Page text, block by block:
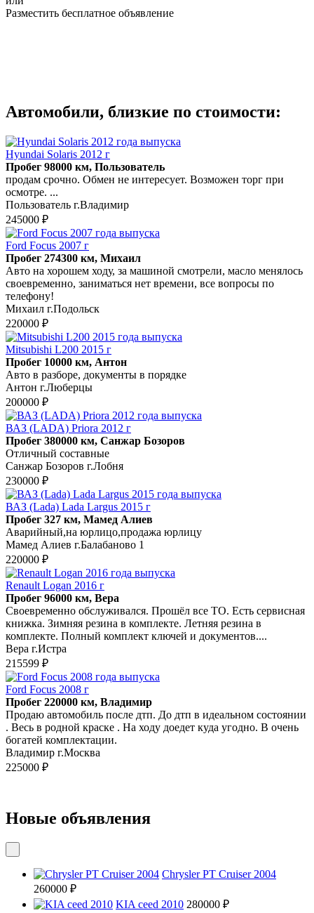
Разместить бесплатное объявление
Автомобили, близкие по стоимости:
Hyundai Solaris 2012 г
Пробег 98000 км, Пользователь
продам срочно. Обмен не интересует. Возможен торг при
осмотре. ...
Пользователь г.Владимир
245000 ₽
Ford Focus 2007 г
Пробег 274300 км, Михаил
Авто на хорошем ходу, за машиной смотрели, масло менялось
своевременно, заниматься нет времени, все вопросы по
телефону!
Михаил г.Подольск
220000 ₽
Mitsubishi L200 2015 г
Пробег 10000 км, Антон
Авто в разборе, документы в порядке
Антон г.Люберцы
200000 ₽
ВАЗ (LADA) Priora 2012 г
Пробег 380000 км, Санжар Бозоров
Отличный составные
Санжар Бозоров г.Лобня
230000 ₽
ВАЗ (Lada) Lada Largus 2015 г
Пробег 327 км, Мамед Алиев
Аварийный,на юрлицо,продажа юрлицу
Мамед Алиев г.Балабаново 1
220000 ₽
Renault Logan 2016 г
Пробег 96000 км, Вера
Своевременно обслуживался. Прошёл все ТО. Есть сервисная
книжка. Зимняя резина в комплекте. Летняя резина в
комплекте. Полный комплект ключей и документов....
Вера г.Истра
215599 ₽
Ford Focus 2008 г
Пробег 220000 км, Владимир
Продаю автомобиль после дтп. До дтп в идеальном состоянии
. Весь в родной краске . На ходу доедет куда угодно. В очень
богатей комплектации.
Владимир г.Москва
225000 ₽
Новые объявления
Chrysler PT Cruiser 2004
260000 ₽
KIA ceed 2010 280000 ₽